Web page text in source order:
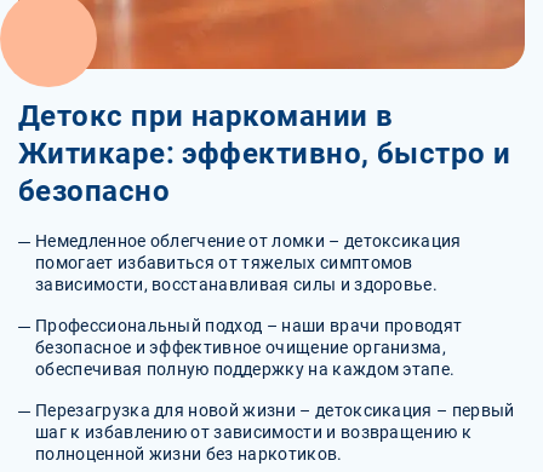
Детокс при наркомании в
Житикаре: эффективно, быстро и
безопасно
Немедленное облегчение от ломки – детоксикация
помогает избавиться от тяжелых симптомов
зависимости, восстанавливая силы и здоровье.
Профессиональный подход – наши врачи проводят
безопасное и эффективное очищение организма,
обеспечивая полную поддержку на каждом этапе.
Перезагрузка для новой жизни – детоксикация – первый
шаг к избавлению от зависимости и возвращению к
полноценной жизни без наркотиков.